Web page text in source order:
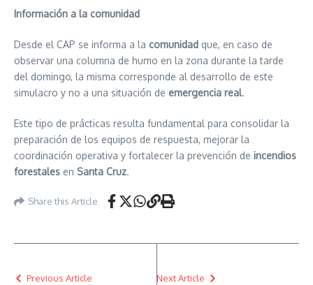
Información a la comunidad
Desde el CAP se informa a la comunidad que, en caso de
observar una columna de humo en la zona durante la tarde
del domingo, la misma corresponde al desarrollo de este
simulacro y no a una situación de emergencia real.
Este tipo de prácticas resulta fundamental para consolidar la
preparación de los equipos de respuesta, mejorar la
coordinación operativa y fortalecer la prevención de incendios
forestales en Santa Cruz.
Share this Article
Previous Article Next Article